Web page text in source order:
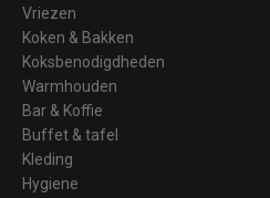
Vriezen
Koken & Bakken
Koksbenodigdheden
Warmhouden
Bar & Koffie
Buffet & tafel
Kleding
Hygiene